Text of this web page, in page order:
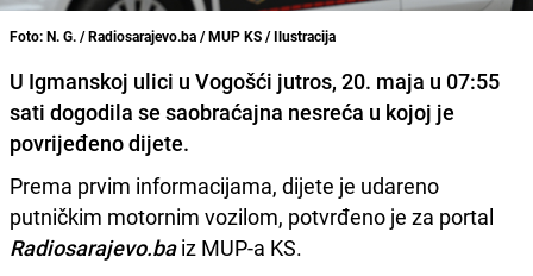
Foto: N. G. / Radiosarajevo.ba / MUP KS / Ilustracija
U Igmanskoj ulici u Vogošći jutros, 20. maja u 07:55
sati dogodila se saobraćajna nesreća u kojoj je
povrijeđeno dijete.
Prema prvim informacijama, dijete je udareno
putničkim motornim vozilom, potvrđeno je za portal
Radiosarajevo.ba iz MUP-a KS.